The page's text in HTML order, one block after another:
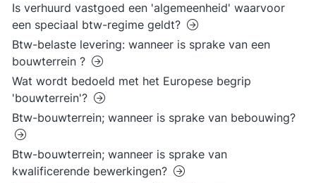
Is verhuurd vastgoed een 'algemeenheid' waarvoor
een speciaal btw-regime geldt?
Btw-belaste levering: wanneer is sprake van een
bouwterrein ?
Wat wordt bedoeld met het Europese begrip
'bouwterrein'?
Btw-bouwterrein; wanneer is sprake van bebouwing?
Btw-bouwterrein; wanneer is sprake van
kwalificerende bewerkingen?